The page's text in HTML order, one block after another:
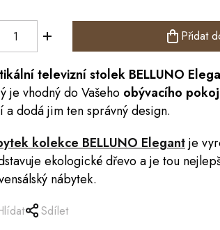
Přidat
televizní stolek BELLUNO
je vhodný do Vašeho obývacího
a dodá jim ten správný design.
kolekce BELLUNO Elegantje
ekologické dřevo a je tou
nábytek.
Sdílet